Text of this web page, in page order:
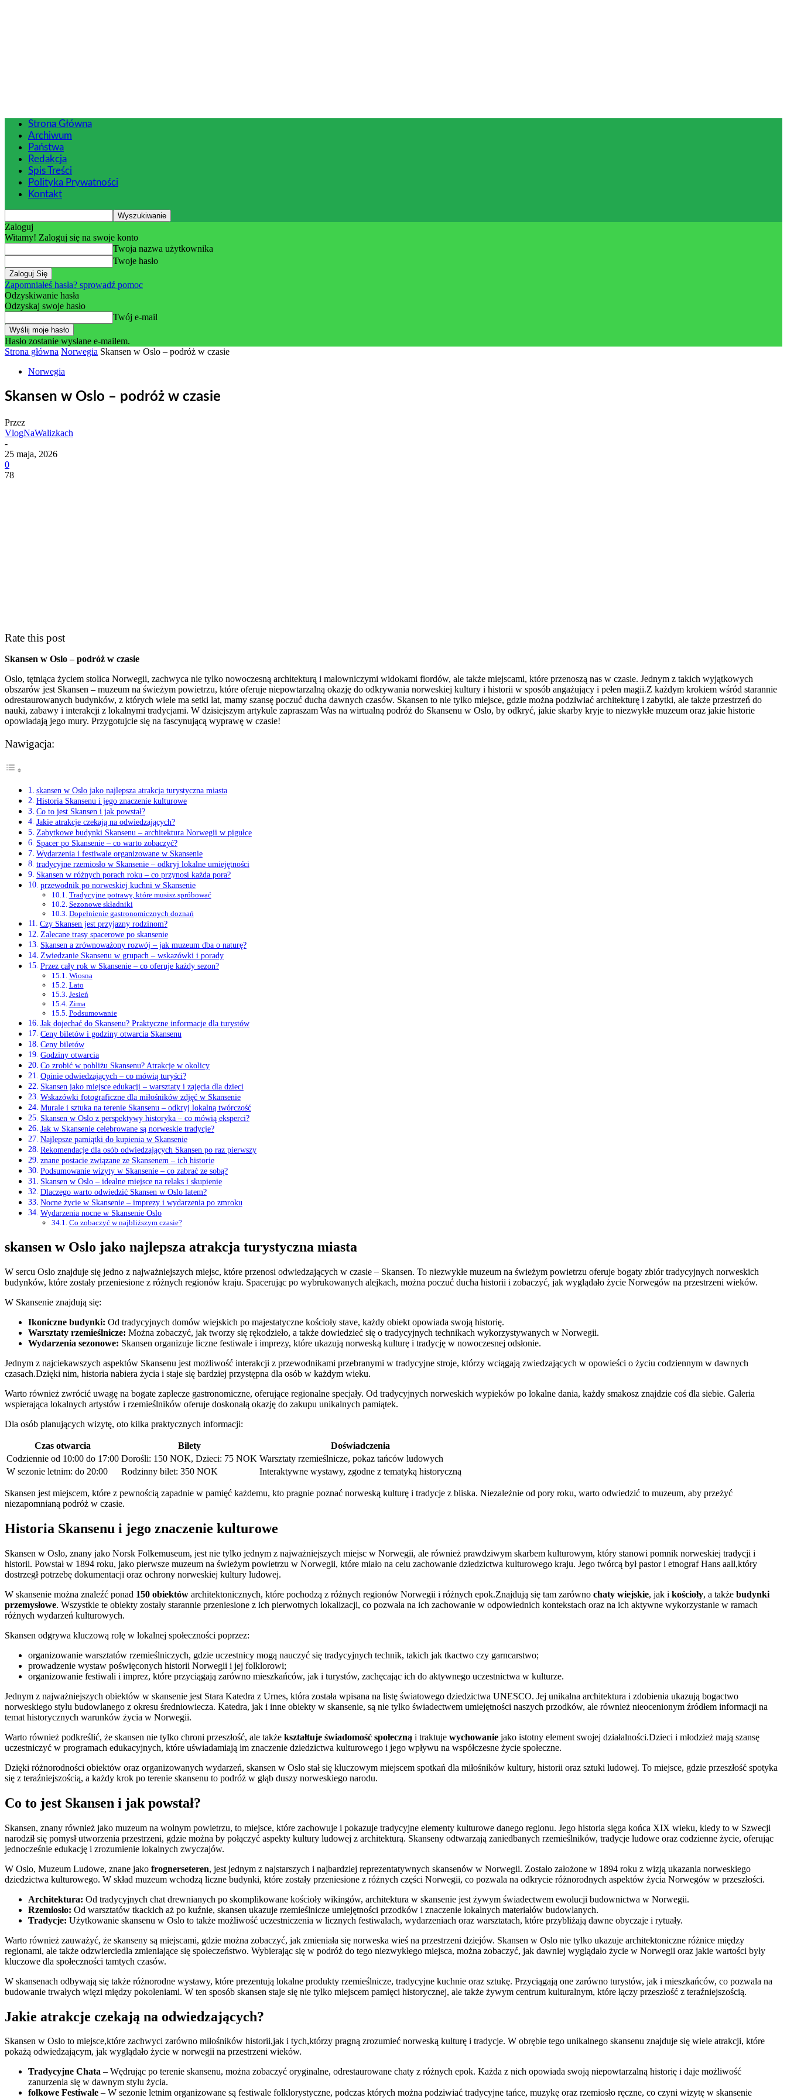
Strona Główna
Archiwum
Państwa
Redakcja
Spis Treści
Polityka Prywatności
Kontakt
Zaloguj
Witamy! Zaloguj się na swoje konto
Twoja nazwa użytkownika
Twoje hasło
Zapomniałeś hasła? sprowadź pomoc
Odzyskiwanie hasła
Odzyskaj swoje hasło
Twój e-mail
Hasło zostanie wysłane e-mailem.
Strona główna Norwegia Skansen w Oslo – podróż w czasie
Norwegia
Skansen w Oslo – podróż w czasie
Przez
VlogNaWalizkach
-
25 maja, 2026
0
78
Rate this post
Skansen w Oslo – podróż w czasie
Oslo, tętniąca życiem stolica Norwegii, zachwyca nie tylko nowoczesną architekturą i malowniczymi widokami fiordów, ale także miejscami, które przenoszą nas w czasie. Jednym z takich wyjątkowych
obszarów jest Skansen – muzeum na świeżym powietrzu, które oferuje niepowtarzalną okazję do odkrywania norweskiej kultury i historii w sposób angażujący i pełen magii.Z każdym krokiem wśród starannie
odrestaurowanych budynków, z których wiele ma setki lat, mamy szansę poczuć ducha dawnych czasów. Skansen to nie tylko miejsce, gdzie można podziwiać architekturę i zabytki, ale także przestrzeń do
nauki, zabawy i interakcji z lokalnymi tradycjami. W dzisiejszym artykule zapraszam Was na wirtualną podróż do Skansenu w Oslo, by odkryć, jakie skarby kryje to niezwykłe muzeum oraz jakie historie
opowiadają jego mury. Przygotujcie się na fascynującą wyprawę w czasie!
Nawigacja:
skansen w Oslo jako najlepsza atrakcja turystyczna miasta
Historia Skansenu i jego znaczenie kulturowe
Co to jest Skansen i jak powstał?
Jakie atrakcje czekają na odwiedzających?
Zabytkowe budynki Skansenu – architektura Norwegii w pigułce
Spacer po Skansenie – co warto zobaczyć?
Wydarzenia i festiwale organizowane w Skansenie
tradycyjne rzemiosło w Skansenie – odkryj lokalne umiejętności
Skansen w różnych porach roku – co przynosi każda pora?
przewodnik po norweskiej kuchni w Skansenie
Tradycyjne potrawy, które musisz spróbować
Sezonowe składniki
Dopełnienie gastronomicznych doznań
Czy Skansen jest przyjazny rodzinom?
Zalecane trasy spacerowe po skansenie
Skansen a zrównoważony rozwój – jak muzeum dba o naturę?
Zwiedzanie Skansenu w grupach – wskazówki i porady
Przez cały rok w Skansenie – co oferuje każdy sezon?
Wiosna
Lato
Jesień
Zima
Podsumowanie
Jak dojechać do Skansenu? Praktyczne informacje dla turystów
Ceny biletów i godziny otwarcia Skansenu
Ceny biletów
Godziny otwarcia
Co zrobić w pobliżu Skansenu? Atrakcje w okolicy
Opinie odwiedzających – co mówią turyści?
Skansen jako miejsce edukacji – warsztaty i zajęcia dla dzieci
Wskazówki fotograficzne dla miłośników zdjęć w Skansenie
Murale i sztuka na terenie Skansenu – odkryj lokalną twórczość
Skansen w Oslo z perspektywy historyka – co mówią eksperci?
Jak w Skansenie celebrowane są norweskie tradycje?
Najlepsze pamiątki do kupienia w Skansenie
Rekomendacje dla osób odwiedzających Skansen po raz pierwszy
znane postacie związane ze Skansenem – ich historie
Podsumowanie wizyty w Skansenie – co zabrać ze sobą?
Skansen w Oslo – idealne miejsce na relaks i skupienie
Dlaczego warto odwiedzić Skansen w Oslo latem?
Nocne życie w Skansenie – imprezy i wydarzenia po zmroku
Wydarzenia nocne w Skansenie Oslo
Co zobaczyć w najbliższym czasie?
skansen w Oslo jako najlepsza atrakcja turystyczna miasta
W sercu Oslo znajduje się jedno z najważniejszych miejsc, które przenosi odwiedzających w czasie – Skansen. To niezwykłe muzeum na świeżym powietrzu oferuje bogaty zbiór tradycyjnych norweskich
budynków, które zostały przeniesione z różnych regionów kraju. Spacerując po wybrukowanych alejkach, można poczuć ducha historii i zobaczyć, jak wyglądało życie Norwegów na przestrzeni wieków.
W Skansenie znajdują się:
Ikoniczne budynki: Od tradycyjnych domów wiejskich po majestatyczne kościoły stave, każdy obiekt opowiada swoją historię.
Warsztaty rzemieślnicze: Można zobaczyć, jak tworzy się rękodzieło, a także dowiedzieć się o tradycyjnych technikach wykorzystywanych w Norwegii.
Wydarzenia sezonowe: Skansen organizuje liczne festiwale i imprezy, które ukazują norweską kulturę i tradycję w nowoczesnej odsłonie.
Jednym z najciekawszych aspektów Skansenu jest możliwość interakcji z przewodnikami przebranymi w tradycyjne stroje, którzy wciągają zwiedzających w opowieści o życiu codziennym w dawnych
czasach.Dzięki nim, historia nabiera życia i staje się bardziej przystępna dla osób w każdym wieku.
Warto również zwrócić uwagę na bogate zaplecze gastronomiczne, oferujące regionalne specjały. Od tradycyjnych norweskich wypieków po lokalne dania, każdy smakosz znajdzie coś dla siebie. Galeria
wspierająca lokalnych artystów i rzemieślników oferuje doskonałą okazję do zakupu unikalnych pamiątek.
Dla osób planujących wizytę, oto kilka praktycznych informacji:
Czas otwarcia Bilety
Doświadczenia
Codziennie od 10:00 do 17:00 Dorośli: 150 NOK, Dzieci: 75 NOK Warsztaty rzemieślnicze, pokaz tańców ludowych
W sezonie letnim: do 20:00
Rodzinny bilet: 350 NOK Interaktywne wystawy, zgodne z tematyką historyczną
Skansen jest miejscem, które z pewnością zapadnie w pamięć każdemu, kto pragnie poznać norweską kulturę i tradycje z bliska. Niezależnie od pory roku, warto odwiedzić to muzeum, aby przeżyć
niezapomnianą podróż w czasie.
Historia Skansenu i jego znaczenie kulturowe
Skansen w Oslo, znany jako Norsk Folkemuseum, jest nie tylko jednym z najważniejszych miejsc w Norwegii, ale również prawdziwym skarbem kulturowym, który stanowi pomnik norweskiej tradycji i
historii. Powstał w 1894 roku, jako pierwsze muzeum na świeżym powietrzu w Norwegii, które miało na celu zachowanie dziedzictwa kulturowego kraju. Jego twórcą był pastor i etnograf Hans aall,który
dostrzegł potrzebę dokumentacji oraz ochrony norweskiej kultury ludowej.
W skansenie można znaleźć ponad 150 obiektów architektonicznych, które pochodzą z różnych regionów Norwegii i różnych epok.Znajdują się tam zarówno chaty wiejskie, jak i kościoły, a także budynki
przemysłowe. Wszystkie te obiekty zostały starannie przeniesione z ich pierwotnych lokalizacji, co pozwala na ich zachowanie w odpowiednich kontekstach oraz na ich aktywne wykorzystanie w ramach
różnych wydarzeń kulturowych.
Skansen odgrywa kluczową rolę w lokalnej społeczności poprzez:
organizowanie warsztatów rzemieślniczych, gdzie uczestnicy mogą nauczyć się tradycyjnych technik, takich jak tkactwo czy garncarstwo;
prowadzenie wystaw poświęconych historii Norwegii i jej folklorowi;
organizowanie festiwali i imprez, które przyciągają zarówno mieszkańców, jak i turystów, zachęcając ich do aktywnego uczestnictwa w kulturze.
Jednym z najważniejszych obiektów w skansenie jest Stara Katedra z Urnes, która została wpisana na listę światowego dziedzictwa UNESCO. Jej unikalna architektura i zdobienia ukazują bogactwo
norweskiego stylu budowlanego z okresu średniowiecza. Katedra, jak i inne obiekty w skansenie, są nie tylko świadectwem umiejętności naszych przodków, ale również nieocenionym źródłem informacji na
temat historycznych warunków życia w Norwegii.
Warto również podkreślić, że skansen nie tylko chroni przeszłość, ale także kształtuje świadomość społeczną i traktuje wychowanie jako istotny element swojej działalności.Dzieci i młodzież mają szansę
uczestniczyć w programach edukacyjnych, które uświadamiają im znaczenie dziedzictwa kulturowego i jego wpływu na współczesne życie społeczne.
Dzięki różnorodności obiektów oraz organizowanych wydarzeń, skansen w Oslo stał się kluczowym miejscem spotkań dla miłośników kultury, historii oraz sztuki ludowej. To miejsce, gdzie przeszłość spotyka
się z teraźniejszością, a każdy krok po terenie skansenu to podróż w głąb duszy norweskiego narodu.
Co to jest Skansen i jak powstał?
Skansen, znany również jako muzeum na wolnym powietrzu, to miejsce, które zachowuje i pokazuje tradycyjne elementy kulturowe danego regionu. Jego historia sięga końca XIX wieku, kiedy to w Szwecji
narodził się pomysł utworzenia przestrzeni, gdzie można by połączyć aspekty kultury ludowej z architekturą. Skanseny odtwarzają zaniedbanych rzemieślników, tradycje ludowe oraz codzienne życie, oferując
jednocześnie edukację i zrozumienie lokalnych zwyczajów.
W Oslo, Muzeum Ludowe, znane jako frognerseteren, jest jednym z najstarszych i najbardziej reprezentatywnych skansenów w Norwegii. Zostało założone w 1894 roku z wizją ukazania norweskiego
dziedzictwa kulturowego. W skład muzeum wchodzą liczne budynki, które zostały przeniesione z różnych części Norwegii, co pozwala na odkrycie różnorodnych aspektów życia Norwegów w przeszłości.
Architektura: Od tradycyjnych chat drewnianych po skomplikowane kościoły wikingów, architektura w skansenie jest żywym świadectwem ewolucji budownictwa w Norwegii.
Rzemiosło: Od warsztatów tkackich aż po kuźnie, skansen ukazuje rzemieślnicze umiejętności przodków i znaczenie lokalnych materiałów budowlanych.
Tradycje: Użytkowanie skansenu w Oslo to także możliwość uczestniczenia w licznych festiwalach, wydarzeniach oraz warsztatach, które przybliżają dawne obyczaje i rytuały.
Warto również zauważyć, że skanseny są miejscami, gdzie można zobaczyć, jak zmieniała się norweska wieś na przestrzeni dziejów. Skansen w Oslo nie tylko ukazuje architektoniczne różnice między
regionami, ale także odzwierciedla zmieniające się społeczeństwo. Wybierając się w podróż do tego niezwykłego miejsca, można zobaczyć, jak dawniej wyglądało życie w Norwegii oraz jakie wartości były
kluczowe dla społeczności tamtych czasów.
W skansenach odbywają się także różnorodne wystawy, które prezentują lokalne produkty rzemieślnicze, tradycyjne kuchnie oraz sztukę. Przyciągają one zarówno turystów, jak i mieszkańców, co pozwala na
budowanie trwałych więzi między pokoleniami. W ten sposób skansen staje się nie tylko miejscem pamięci historycznej, ale także żywym centrum kulturalnym, które łączy przeszłość z teraźniejszością.
Jakie atrakcje czekają na odwiedzających?
Skansen w Oslo to miejsce,które zachwyci zarówno miłośników historii,jak i tych,którzy pragną zrozumieć norweską kulturę i tradycje. W obrębie tego unikalnego skansenu znajduje się wiele atrakcji, które
pokażą odwiedzającym, jak wyglądało życie w norwegii na przestrzeni wieków.
Tradycyjne Chata – Wędrując po terenie skansenu, można zobaczyć oryginalne, odrestaurowane chaty z różnych epok. Każda z nich opowiada swoją niepowtarzalną historię i daje możliwość
zanurzenia się w dawnym stylu życia.
folkowe Festiwale – W sezonie letnim organizowane są festiwale folklorystyczne, podczas których można podziwiać tradycyjne tańce, muzykę oraz rzemiosło ręczne, co czyni wizytę w skansenie